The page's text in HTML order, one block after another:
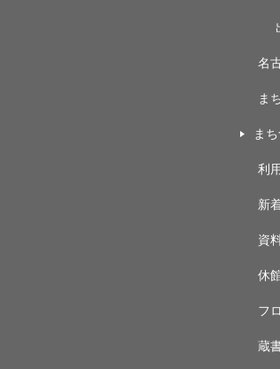
名
ま
ま
利
新
資
休
フ
蔵